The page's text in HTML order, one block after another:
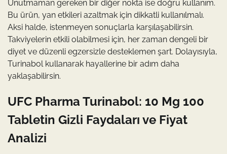
Unutmaman gereken bir diğer nokta ise doğru kullanım.
Bu ürün, yan etkileri azaltmak için dikkatli kullanılmalı.
Aksi halde, istenmeyen sonuçlarla karşılaşabilirsin.
Takviyelerin etkili olabilmesi için, her zaman dengeli bir
diyet ve düzenli egzersizle desteklemen şart. Dolayısıyla,
Turinabol kullanarak hayallerine bir adım daha
yaklaşabilirsin.
UFC Pharma Turinabol: 10 Mg 100
Tabletin Gizli Faydaları ve Fiyat
Analizi